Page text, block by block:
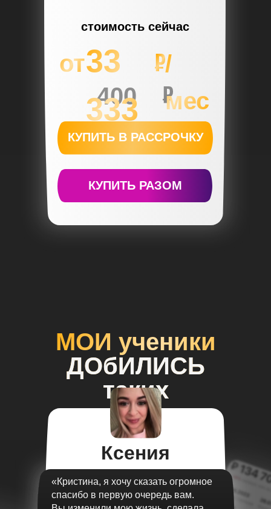
400
000
от
/
мес
33
333
стоимость сейчас
КУПИТЬ В РАССРОЧКУ
КУПИТЬ РАЗОМ
МОИ ученики
ДОбИЛИСЬ
таких
результатов
Ксения
«Кристина, я хочу сказать огромное
спасибо в первую очередь вам.